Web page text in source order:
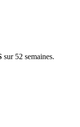
sur 52 semaines.